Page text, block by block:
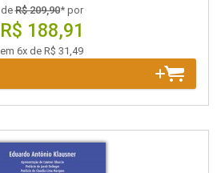
deR$ 209,90* por
R$ 188,91
em 6x de R$ 31,49